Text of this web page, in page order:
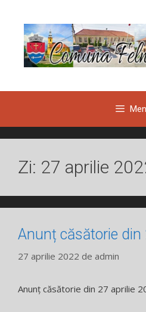
conținut
Zi: 27 aprilie
Anunț căsătorie din
27 aprilie 2022 de admin
Anunț căsătorie din 27 aprilie